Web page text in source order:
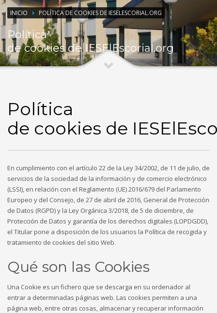
INICIO POLÍTICA DE COOKIES DE IESELESCORIAL.ORG
Política
de cookies de IESElEscorial.org
Política
de cookies de
En cumplimiento con el artículo 22 de la Ley 34/2002, de 11 de julio, de
servicios de la sociedad de la información y de comercio electrónico
(LSSI), en relación con el Reglamento (UE) 2016/679 del Parlamento
Europeo y del Consejo, de 27 de abril de 2016, General de Protección
de Datos (RGPD) y la Ley Orgánica 3/2018, de 5 de diciembre, de
Protección de Datos y garantía de los derechos digitales (LOPDGDD),
el Titular pone a disposición de los usuarios la Política de recogida y
tratamiento de cookies del sitio Web.
Qué son las Cookies
Una Cookie es un fichero que se descarga en su ordenador al
entrar a determinadas páginas web. Las cookies permiten a una
página web, entre otras cosas, almacenar y recuperar información